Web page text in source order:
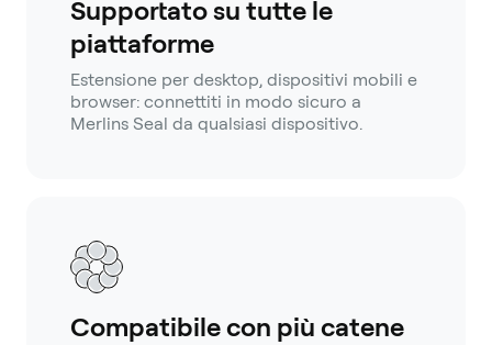
Supportato su tutte le
piattaforme
Estensione per desktop, dispositivi mobili e
browser: connettiti in modo sicuro a
Merlins Seal da qualsiasi dispositivo.
Compatibile con più catene